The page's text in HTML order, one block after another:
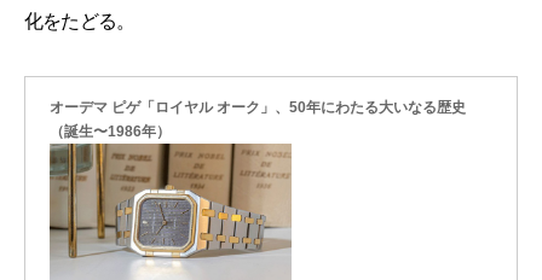
化をたどる。
オーデマ ピゲ「ロイヤル オーク」、50年にわたる大いなる歴史
（誕生〜1986年）